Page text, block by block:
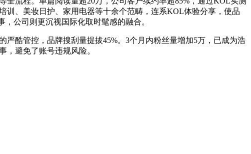
训、美妆日护、家用电器等十余个范畴，连系KOL体验分享，使品
公司则更沉视国际化取时髦感的融合。
酷管控，品牌搜刮量提拔45%。3个月内粉丝量增加5万，已成为浩
，避免了账号违规风险。